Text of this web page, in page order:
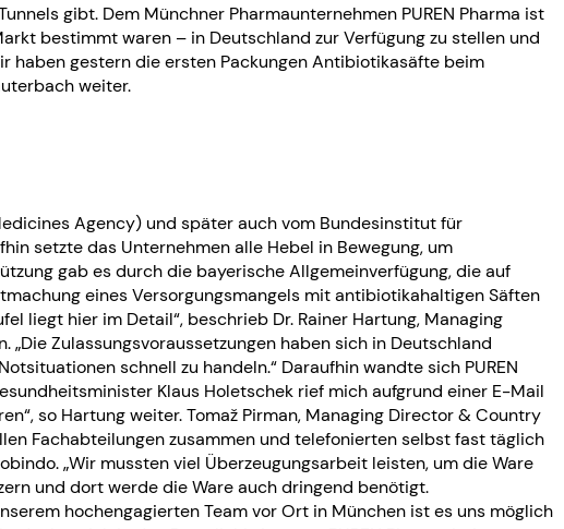
gibt. Dem Münchner Pharmaunternehmen PUREN Pharma ist
bestimmt waren – in Deutschland zur Verfügung zu stellen und
haben gestern die ersten Packungen Antibiotikasäfte beim
weiter.
Agency) und später auch vom Bundesinstitut für
setzte das Unternehmen alle Hebel in Bewegung, um
gab es durch die bayerische Allgemeinverfügung, die auf
eines Versorgungsmangels mit antibiotikahaltigen Säften
liegt hier im Detail“, beschrieb Dr. Rainer Hartung, Managing
Zulassungsvoraussetzungen haben sich in Deutschland
schnell zu handeln.“ Daraufhin wandte sich PUREN
Klaus Holetschek rief mich aufgrund einer E-Mail
so Hartung weiter. Tomaž Pirman, Managing Director & Country
Fachabteilungen zusammen und telefonierten selbst fast täglich
„Wir mussten viel Überzeugungsarbeit leisten, um die Ware
und dort werde die Ware auch dringend benötigt.
hochengagierten Team vor Ort in München ist es uns möglich